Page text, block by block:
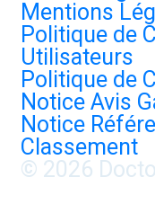
Mentions
Politique de
Utilisateurs
Politique de
Notice Avis
Notice
Classement
© 2026